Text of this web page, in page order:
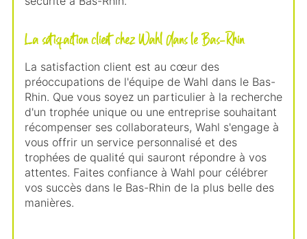
La satisfaction client chez Wahl dans le Bas-Rhin
La satisfaction client est au cœur des
préoccupations de l'équipe de Wahl dans le Bas-
Rhin. Que vous soyez un particulier à la recherche
d'un trophée unique ou une entreprise souhaitant
récompenser ses collaborateurs, Wahl s'engage à
vous offrir un service personnalisé et des
trophées de qualité qui sauront répondre à vos
attentes. Faites confiance à Wahl pour célébrer
vos succès dans le Bas-Rhin de la plus belle des
manières.